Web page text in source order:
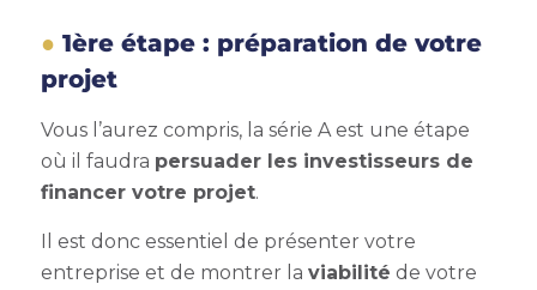
1ère étape : préparation de votre
projet
Vous l’aurez compris, la série A est une étape
où il faudra persuader les investisseurs de
financer votre projet.
Il est donc essentiel de présenter votre
entreprise et de montrer la viabilité de votre